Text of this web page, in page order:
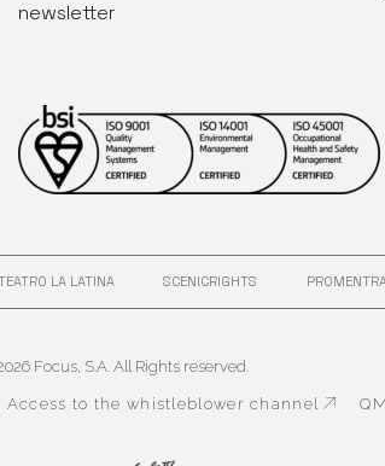
newsletter
NUEVA VENTANA
LA LATINAABRE EN NUEVA VENTANA
SCENICRIGHTS ABRE EN
Focus, S.A. All Rights reserved.
Access to the whistleblower channel